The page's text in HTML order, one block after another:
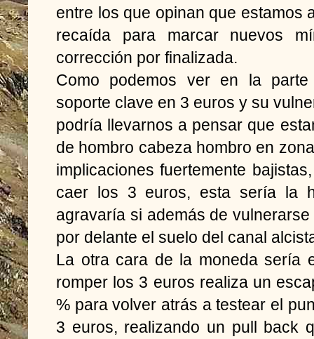
entre los que opinan que estamos
recaída para marcar nuevos
corrección por finalizada.
Como podemos ver en la
soporte clave en 3 euros y su
podría llevarnos a pensar que
de hombro cabeza hombro en
implicaciones fuertemente
caer los 3 euros, esta sería la
agravaría si además de
por delante el suelo del canal
La otra cara de la moneda sería
romper los 3 euros realiza un
% para volver atrás a testear el
3 euros, realizando un pull back